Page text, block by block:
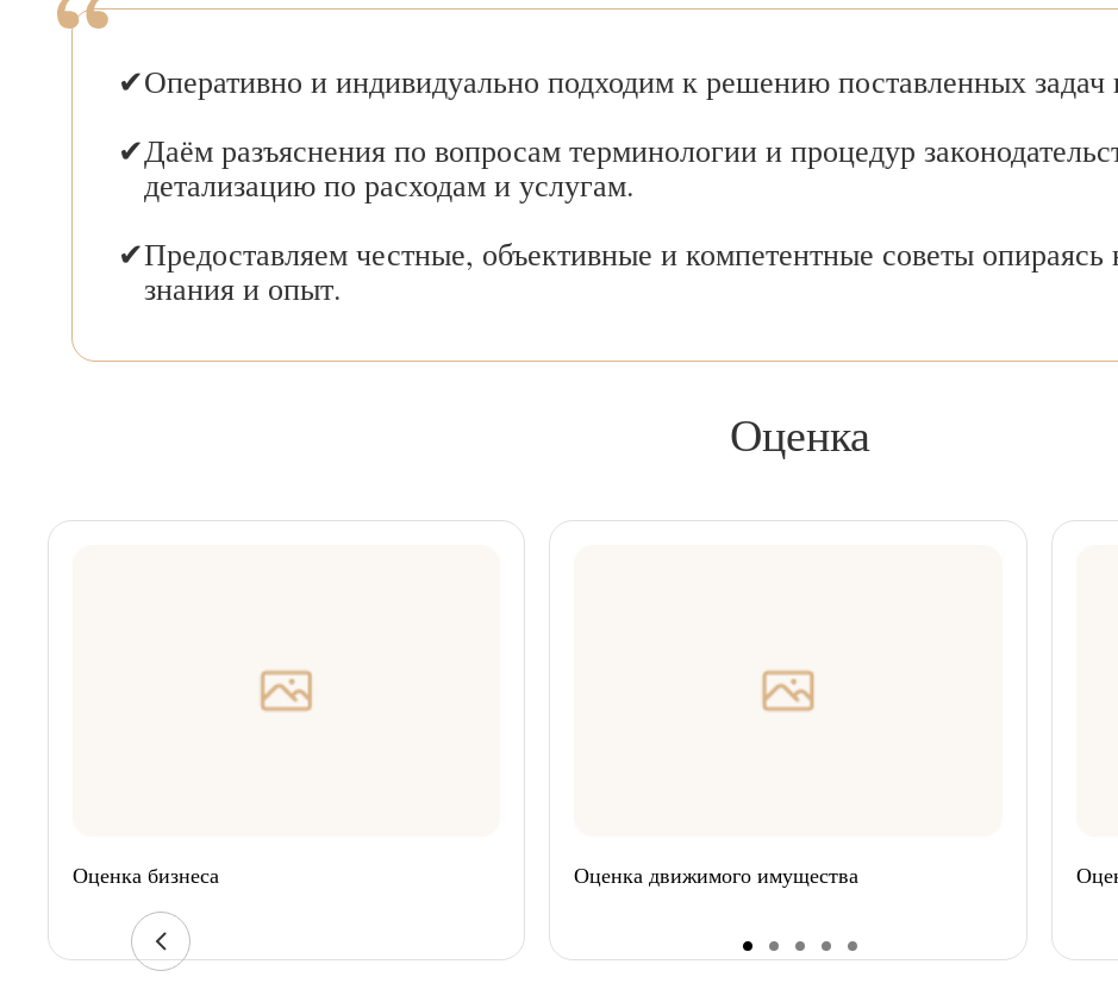
Оперативно и индивидуально подходим к решению поставленных задач
Даём разъяснения по вопросам терминологии и процедур
детализацию по расходам и услугам.
Предоставляем честные, объективные и компетентные советы
знания и опыт.
Оценка
Оценка бизнеса Оценка движимого имущества